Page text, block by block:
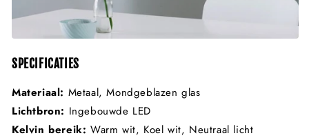
SPECIFICATIES
Materiaal: Metaal, Mondgeblazen glas
Lichtbron: Ingebouwde LED
Kelvin bereik: Warm wit, Koel wit, Neutraal licht